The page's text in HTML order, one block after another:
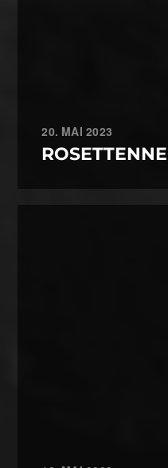
20. MAI 2023